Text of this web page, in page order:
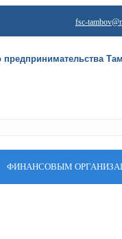
fsc-
ФИНАНСОВЫМ